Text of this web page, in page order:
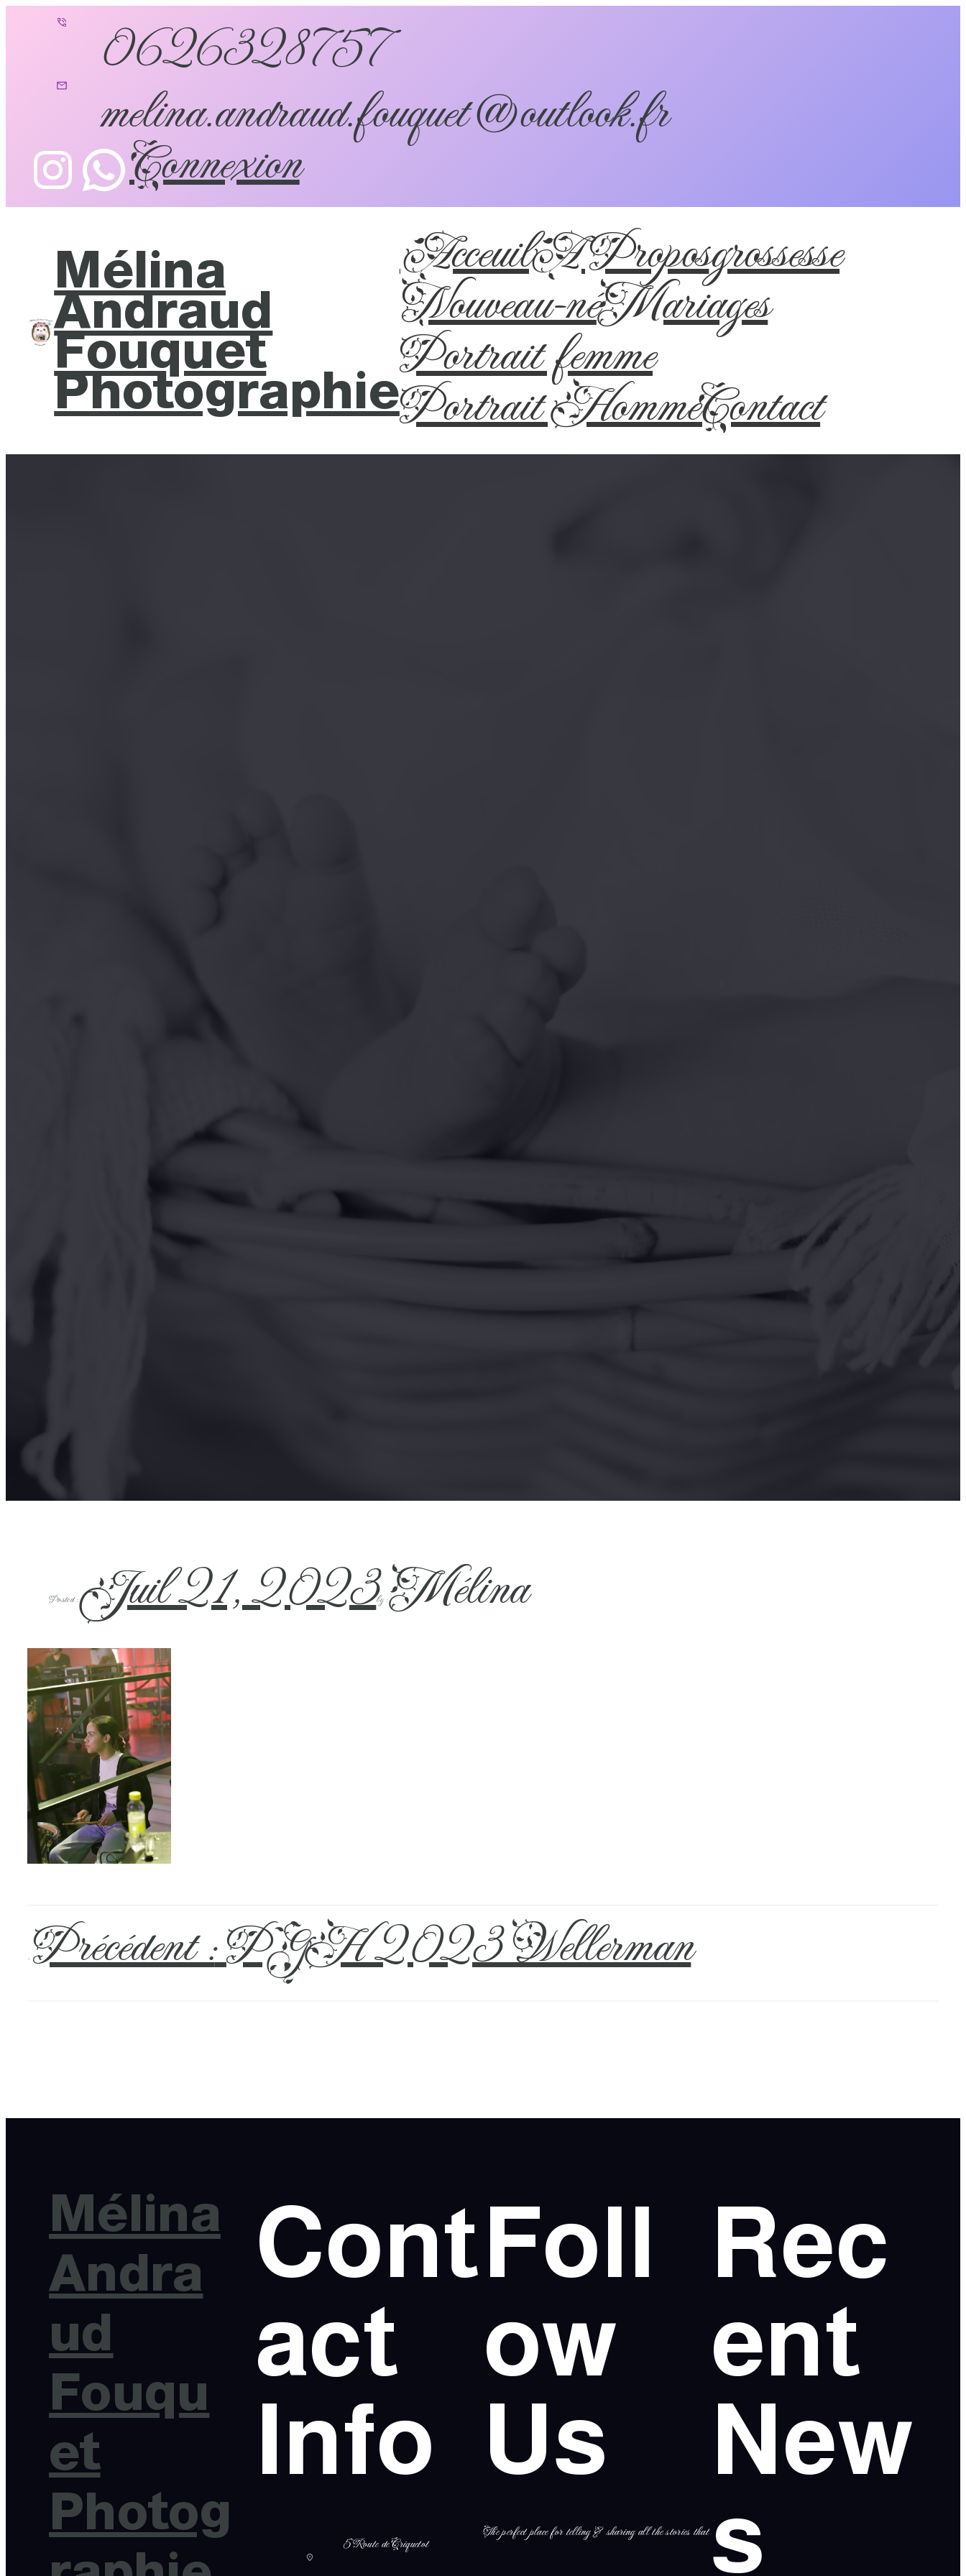
0626328757
melina.andraud.fouquet@outlook.fr
Connexion
Mélina
Andraud
Fouquet
Photographie
AcceuilA Proposgrossesse
Nouveau-néMariages
Portrait femme
Portrait HommeContact
Posted :Juil 21, 2023by :Mélina
← Précédent :PGH 2023 Wellerman
Mélina
Andra
ud
Fouqu
et
Photog
Cont
act
Info
5 Route de Criquetot
Foll
ow
Us
The perfect place for telling & sharing all the stories that
Rec
ent
New
s